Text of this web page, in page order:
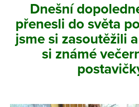
Dnešní
přenesli do světa
jsme si zasoutěžili
si známé